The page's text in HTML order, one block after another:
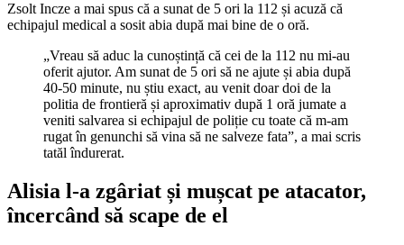
Zsolt Incze a mai spus că a sunat de 5 ori la 112 și acuză că
echipajul medical a sosit abia după mai bine de o oră.
„Vreau să aduc la cunoștință că cei de la 112 nu mi-au
oferit ajutor. Am sunat de 5 ori să ne ajute și abia după
40-50 minute, nu știu exact, au venit doar doi de la
politia de frontieră și aproximativ după 1 oră jumate a
veniti salvarea si echipajul de poliție cu toate că m-am
rugat în genunchi să vina să ne salveze fata”, a mai scris
tatăl îndurerat.
Alisia l-a zgâriat și mușcat pe atacator,
încercând să scape de el